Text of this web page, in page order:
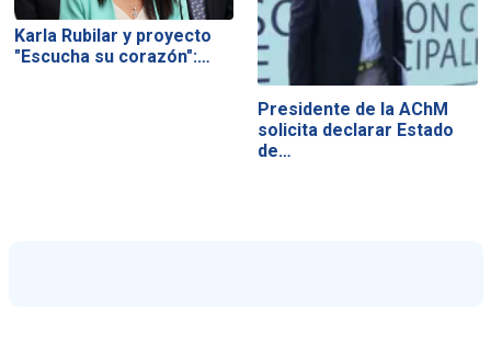
Karla Rubilar y proyecto
"Escucha su corazón":…
Presidente de la AChM
solicita declarar Estado
de…